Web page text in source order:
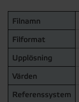
Filnamn
Filformat
Upplösning
Värden
Referenssystem